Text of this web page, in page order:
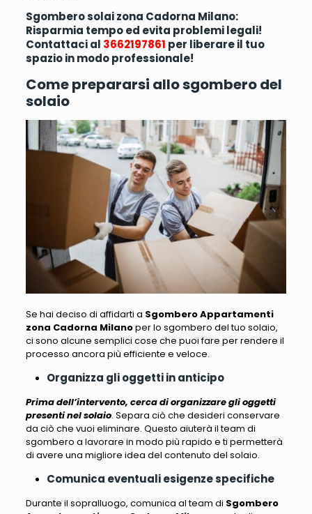
Sgombero solai zona Cadorna Milano:
Risparmia tempo ed evita problemi legali!
Contattaci al 3662197861 per liberare il tuo
spazio in modo professionale!
Come prepararsi allo sgombero del
solaio
Se hai deciso di affidarti a Sgombero Appartamenti
zona Cadorna Milanoper lo sgombero del tuo solaio,
ci sono alcune semplici cose che puoi fare per rendere il
processo ancora più efficiente e veloce.
Organizza gli oggetti in anticipo
Prima dell’intervento, cerca di organizzare gli oggetti
presenti nel solaio. Separa ciò che desideri conservare
da ciò che vuoi eliminare. Questo aiuterà il team di
sgombero a lavorare in modo più rapido eti permetterà
di avere una migliore idea del contenuto del solaio.
Comunica eventuali esigenze specifiche
Durante il sopralluogo, comunica al team di Sgombero